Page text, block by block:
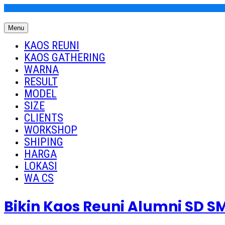
content
Kaos Reuni
Kaos Reuni Alumni SD SMP SMA
Menu
KAOS REUNI
KAOS GATHERING
WARNA
RESULT
MODEL
SIZE
CLIENTS
WORKSHOP
SHIPING
HARGA
LOKASI
WA CS
Bikin Kaos Reuni Alumni SD